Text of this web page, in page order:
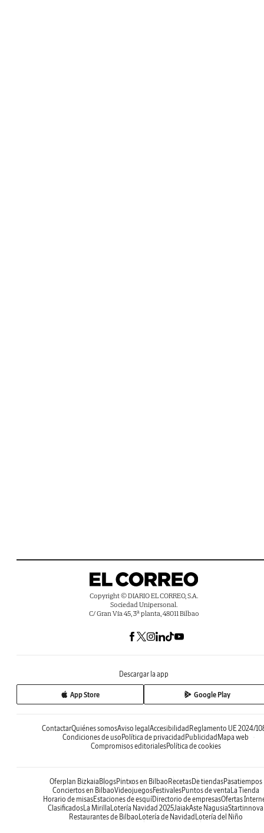
Copyright © DIARIO EL CORREO, S.A.
Sociedad Unipersonal.
C/ Gran Vía 45, 3ª planta, 48011 Bilbao
Descargar la app
App Store Google Play
ContactarQuiénes somosAviso legal Accesibilidad Reglamento UE 2024/
Condiciones de uso Política de privacidad Publicidad Mapa web
Compromisos editorialesPolítica de cookies
Oferplan Bizkaia BlogsPintxos en Bilbao RecetasDe tiendasPasatiempos
Conciertos en BilbaoVideojuegosFestivalesPuntos de venta La Tienda
Horario de misasEstaciones de esquíDirectorio de empresasOfertas
ClasificadosLa Mirilla Lotería Navidad 2025JaiakAste NagusiaStartinnova
Restaurantes de Bilbao Lotería de Navidad Lotería del Niño